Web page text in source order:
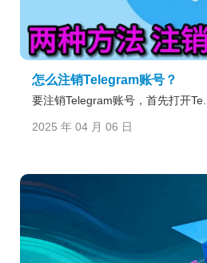
怎么注销Telegram账号？
要注销Telegram账号，首先打开Te...
2025 年 04 月 06 日